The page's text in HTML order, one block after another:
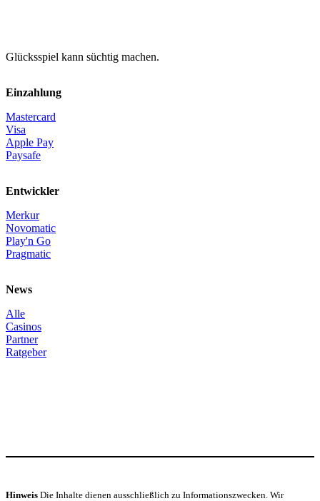
Glücksspiel kann süchtig machen.
Einzahlung
Mastercard
Visa
Apple Pay
Paysafe
Entwickler
Merkur
Novomatic
Play'n Go
Pragmatic
News
Alle
Casinos
Partner
Ratgeber
Hinweis Die Inhalte dienen ausschließlich zu Informationszwecken. Wir